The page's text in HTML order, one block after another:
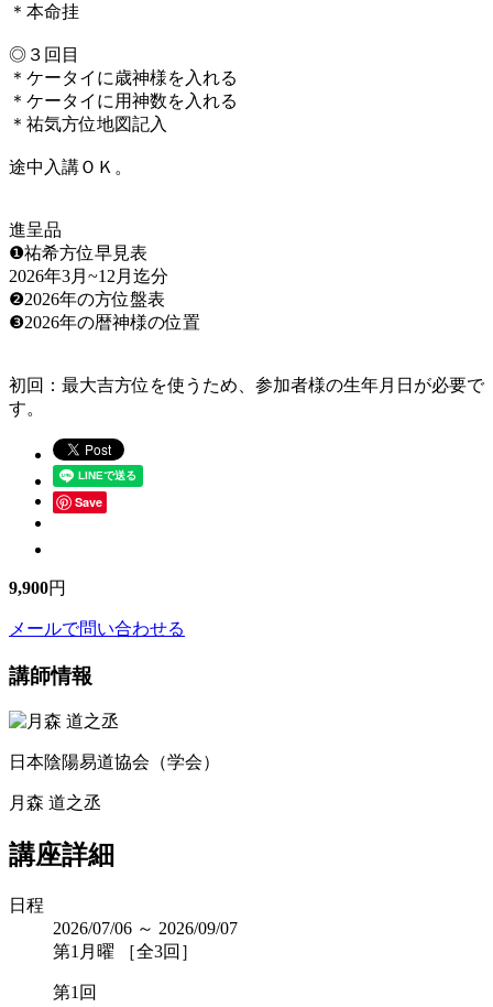
＊本命挂
◎３回目
＊ケータイに歳神様を入れる
＊ケータイに用神数を入れる
＊祐気方位地図記入
途中入講ＯＫ。
進呈品
❶祐希方位早見表
2026年3月~12月迄分
❷2026年の方位盤表
❸2026年の暦神様の位置
初回：最大吉方位を使うため、参加者様の生年月日が必要で
す。
Save
9,900円
メールで問い合わせる
講師情報
日本陰陽易道協会（学会）
月森 道之丞
講座詳細
日程
2026/07/06 ～ 2026/09/07
第1月曜 ［全3回］
第1回